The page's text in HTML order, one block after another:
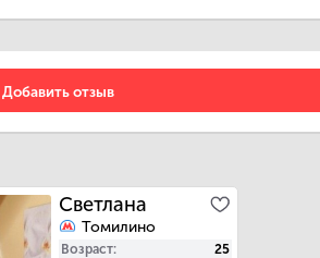
Светлана
Томилино
Возраст
25